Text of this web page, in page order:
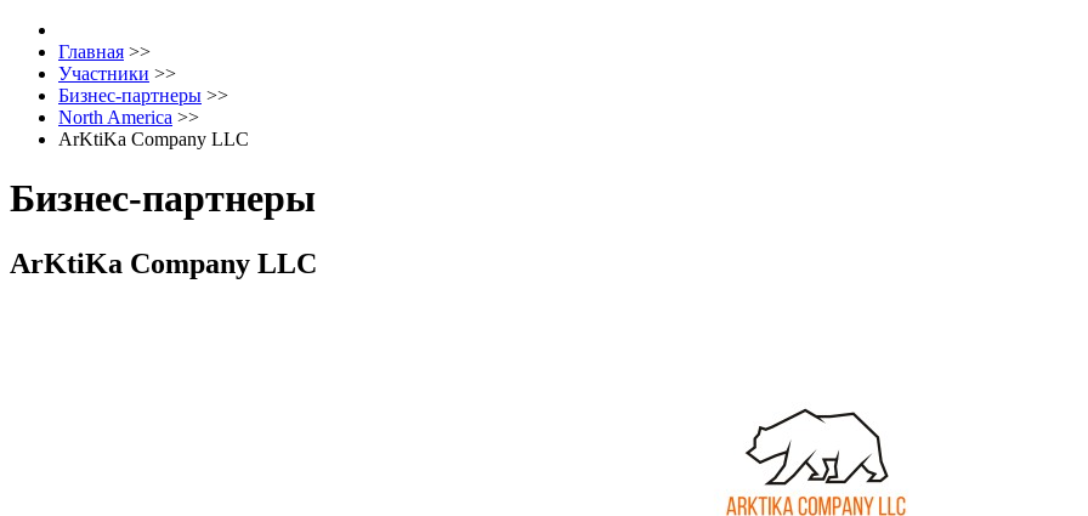
Главная >>
Участники >>
Бизнес-партнеры >>
North America >>
ArKtiKa Company LLC
Бизнес-партнеры
ArKtiKa Company LLC